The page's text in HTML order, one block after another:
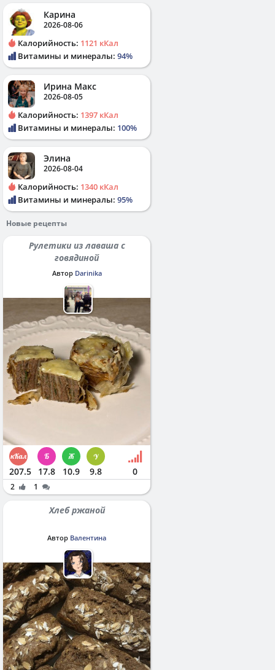
Карина
2026-08-06
Калорийность: 1121 кКал
Витамины и минералы: 94%
Ирина Макс
2026-08-05
Калорийность: 1397 кКал
Витамины и минералы: 100%
Элина
2026-08-04
Калорийность: 1340 кКал
Витамины и минералы: 95%
Новые рецепты
Рулетики из лаваша с
говядиной
Автор Darinika
207.5 17.8 10.9 9.8 0
2 1
Хлеб ржаной
Автор Валентина